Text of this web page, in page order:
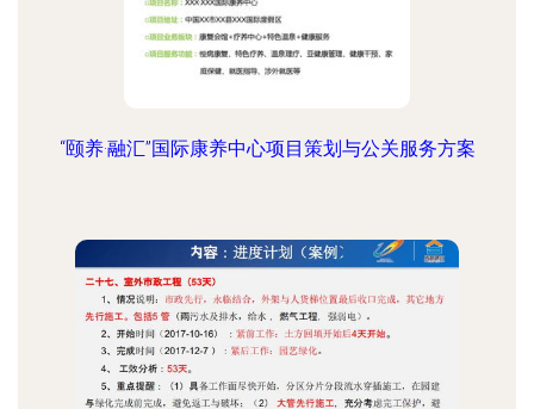
“颐养·融汇”国际康养中心项目策划与公关服务方案